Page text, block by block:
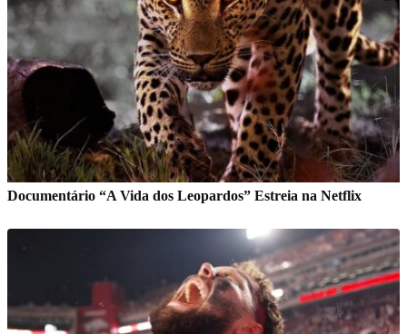
Documentário “A Vida dos Leopardos” Estreia na Netflix